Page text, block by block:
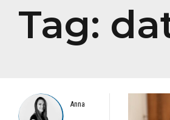
Tag:
Anna